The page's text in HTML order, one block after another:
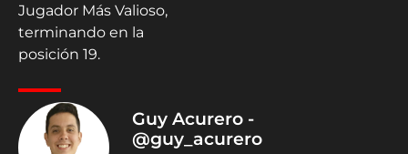
Jugador Más Valioso,
terminando en la
posición 19.
Guy Acurero -
@guy_acurero